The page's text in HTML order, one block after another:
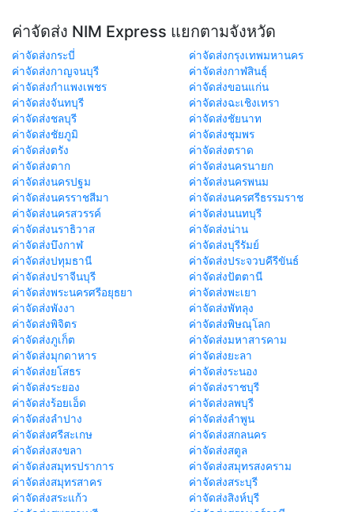
ค่าจัดส่ง NIM Express แยกตามจังหวัด
ค่าจัดส่งกระบี่
ค่าจัดส่งกรุงเทพมหานคร
ค่าจัดส่งกาญจนบุรี
ค่าจัดส่งกาฬสินธุ์
ค่าจัดส่งกำแพงเพชร
ค่าจัดส่งขอนแก่น
ค่าจัดส่งจันทบุรี
ค่าจัดส่งฉะเชิงเทรา
ค่าจัดส่งชลบุรี
ค่าจัดส่งชัยนาท
ค่าจัดส่งชัยภูมิ
ค่าจัดส่งชุมพร
ค่าจัดส่งตรัง
ค่าจัดส่งตราด
ค่าจัดส่งตาก
ค่าจัดส่งนครนายก
ค่าจัดส่งนครปฐม
ค่าจัดส่งนครพนม
ค่าจัดส่งนครราชสีมา
ค่าจัดส่งนครศรีธรรมราช
ค่าจัดส่งนครสวรรค์
ค่าจัดส่งนนทบุรี
ค่าจัดส่งนราธิวาส
ค่าจัดส่งน่าน
ค่าจัดส่งบึงกาฬ
ค่าจัดส่งบุรีรัมย์
ค่าจัดส่งปทุมธานี
ค่าจัดส่งประจวบคีรีขันธ์
ค่าจัดส่งปราจีนบุรี
ค่าจัดส่งปัตตานี
ค่าจัดส่งพระนครศรีอยุธยา
ค่าจัดส่งพะเยา
ค่าจัดส่งพังงา
ค่าจัดส่งพัทลุง
ค่าจัดส่งพิจิตร
ค่าจัดส่งพิษณุโลก
ค่าจัดส่งภูเก็ต
ค่าจัดส่งมหาสารคาม
ค่าจัดส่งมุกดาหาร
ค่าจัดส่งยะลา
ค่าจัดส่งยโสธร
ค่าจัดส่งระนอง
ค่าจัดส่งระยอง
ค่าจัดส่งราชบุรี
ค่าจัดส่งร้อยเอ็ด
ค่าจัดส่งลพบุรี
ค่าจัดส่งลำปาง
ค่าจัดส่งลำพูน
ค่าจัดส่งศรีสะเกษ
ค่าจัดส่งสกลนคร
ค่าจัดส่งสงขลา
ค่าจัดส่งสตูล
ค่าจัดส่งสมุทรปราการ
ค่าจัดส่งสมุทรสงคราม
ค่าจัดส่งสมุทรสาคร
ค่าจัดส่งสระบุรี
ค่าจัดส่งสระแก้ว
ค่าจัดส่งสิงห์บุรี